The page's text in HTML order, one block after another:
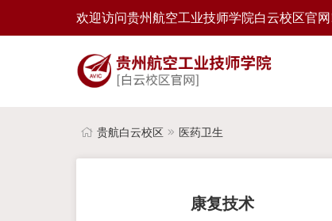
欢迎访问贵州航空工业技师学院白云校区官
贵航白云校区 医药卫生
康复技术